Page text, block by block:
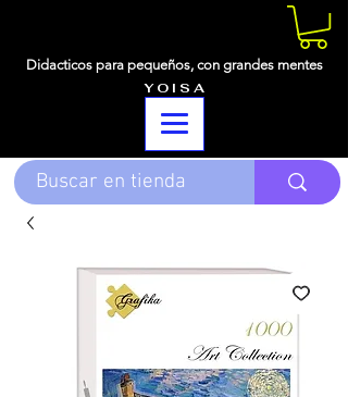
Didacticos para pequeños, con grandes mentes
Y O I S A